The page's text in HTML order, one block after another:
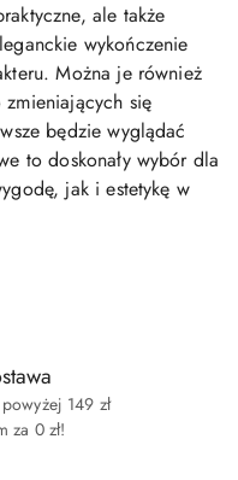
ale także
wykończenie
Można je również
się
będzie wyglądać
to doskonały wybór dla
jak i estetykę w
149 zł
za 0 zł!